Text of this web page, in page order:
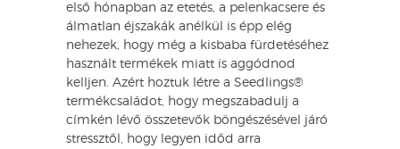
első hónapban az etetés, a pelenkacsere és
álmatlan éjszakák anélkül is épp elég
nehezek, hogy még a kisbaba fürdetéséhez
használt termékek miatt is aggódnod
kelljen. Azért hoztuk létre a Seedlings®
termékcsaládot, hogy megszabadulj a
címkén lévő összetevők böngészésével járó
stressztől, hogy legyen időd arra